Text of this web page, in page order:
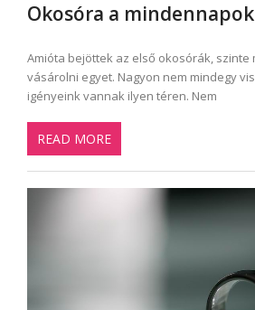
Okosóra a
Amióta bejöttek az első okosórák, szinte
vásárolni egyet. Nagyon nem mindegy
igényeink vannak ilyen téren. Nem
READ MORE